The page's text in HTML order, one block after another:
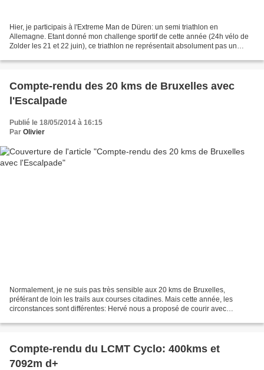
Hier, je participais à l'Extreme Man de Düren: un semi triathlon en
Allemagne. Etant donné mon challenge sportif de cette année (24h vélo de
Zolder les 21 et 22 juin), ce triathlon ne représentait absolument pas un
Compte-rendu des 20 kms de Bruxelles avec
l'Escalpade
Publié le 18/05/2014 à 16:15
Par Olivier
Normalement, je ne suis pas très sensible aux 20 kms de Bruxelles,
préférant de loin les trails aux courses citadines. Mais cette année, les
circonstances sont différentes: Hervé nous a proposé de courir avec
Compte-rendu du LCMT Cyclo: 400kms et
7092m d+